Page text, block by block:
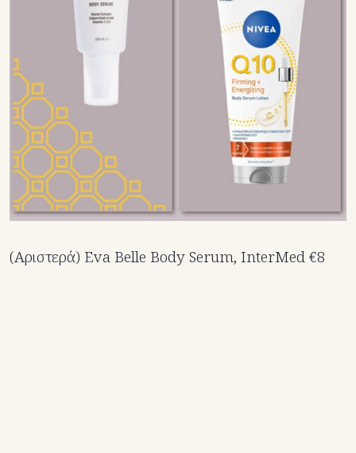
(Αριστερά) Eva Belle Body Serum, InterMed €8